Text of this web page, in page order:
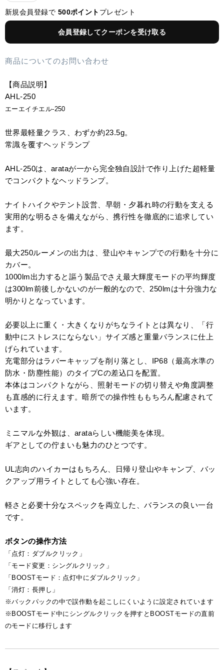
新規会員登録で 500ポイント プレゼント
会員登録してクーポンを受け取る
商品についてのお問い合わせ
【商品説明】
AHL-250
エーエイチエル-250
世界最軽量クラス、わずか約23.5g。
常識を覆すヘッドランプ
AHL-250は、arataが一から完全独自設計で作り上げた超軽量
でコンパクトなヘッドランプ。
ナイトハイクやテント設営、早朝・夕暮れ時の行動を支える
実用的な明るさを備えながら、携行性を徹底的に追求してい
ます。
最大250ルーメンの出力は、登山やキャンプでの行動を十分に
カバー。
1000lm出力すると謳う製品でさえ最大輝度モードの平均輝度
は300lm前後しかないのが一般的なので、250lmは十分強力な
明かりとなっています。
必要以上に重く・大きくなりがちなライトとは異なり、「行
動中にストレスにならない」サイズ感と重量バランスに仕上
げられています。
充電部分はラバーキャップを削り落とし、IP68（最高水準の
防水・防塵性能）のタイプCの差込口を配置。
本体はコンパクトながら、照射モードの切り替えや角度調整
も直感的に行えます。暗所での操作性ももちろん配慮されて
います。
ミニマルな外観は、arataらしい機能美を体現。
ギアとしての佇まいも魅力のひとつです。
UL志向のハイカーはもちろん、日帰り登山やキャンプ、バッ
クアップ用ライトとしても心強い存在。
軽さと必要十分なスペックを両立した、バランスの良い一台
です。
ボタンの操作方法
「点灯：ダブルクリック」
「モード変更：シングルクリック」
「BOOSTモード：点灯中にダブルクリック」
「消灯：長押し」
※バックパックの中で誤作動を起こしにくいように設定されています
※BOOSTモード中にシングルクリックを押すとBOOSTモードの直前
のモードに移行します